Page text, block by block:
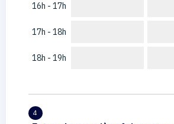
16h - 17h
17h - 18h
18h - 19h
4